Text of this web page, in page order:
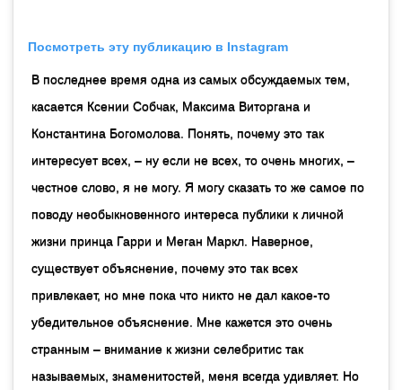
Посмотреть эту публикацию в Instagram
В последнее время одна из самых обсуждаемых тем,
касается Ксении Собчак, Максима Виторгана и
Константина Богомолова. Понять, почему это так
интересует всех, – ну если не всех, то очень многих, –
честное слово, я не могу. Я могу сказать то же самое по
поводу необыкновенного интереса публики к личной
жизни принца Гарри и Меган Маркл. Наверное,
существует объяснение, почему это так всех
привлекает, но мне пока что никто не дал какое-то
убедительное объяснение. Мне кажется это очень
странным – внимание к жизни селебритис так
называемых, знаменитостей, меня всегда удивляет. Но